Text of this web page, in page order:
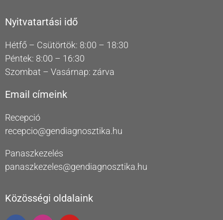
Nyitvatartási idő
Hétfő – Csütörtök: 8:00 – 18:30
Péntek: 8:00 – 16:30
Szombat – Vasárnap: zárva
Email címeink
Recepció
recepcio@gendiagnosztika.hu
Panaszkezelés
panaszkezeles@gendiagnosztika.hu
Közösségi oldalaink